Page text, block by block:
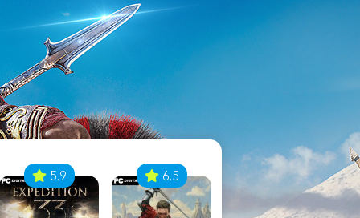
5.9 6.5 8.1